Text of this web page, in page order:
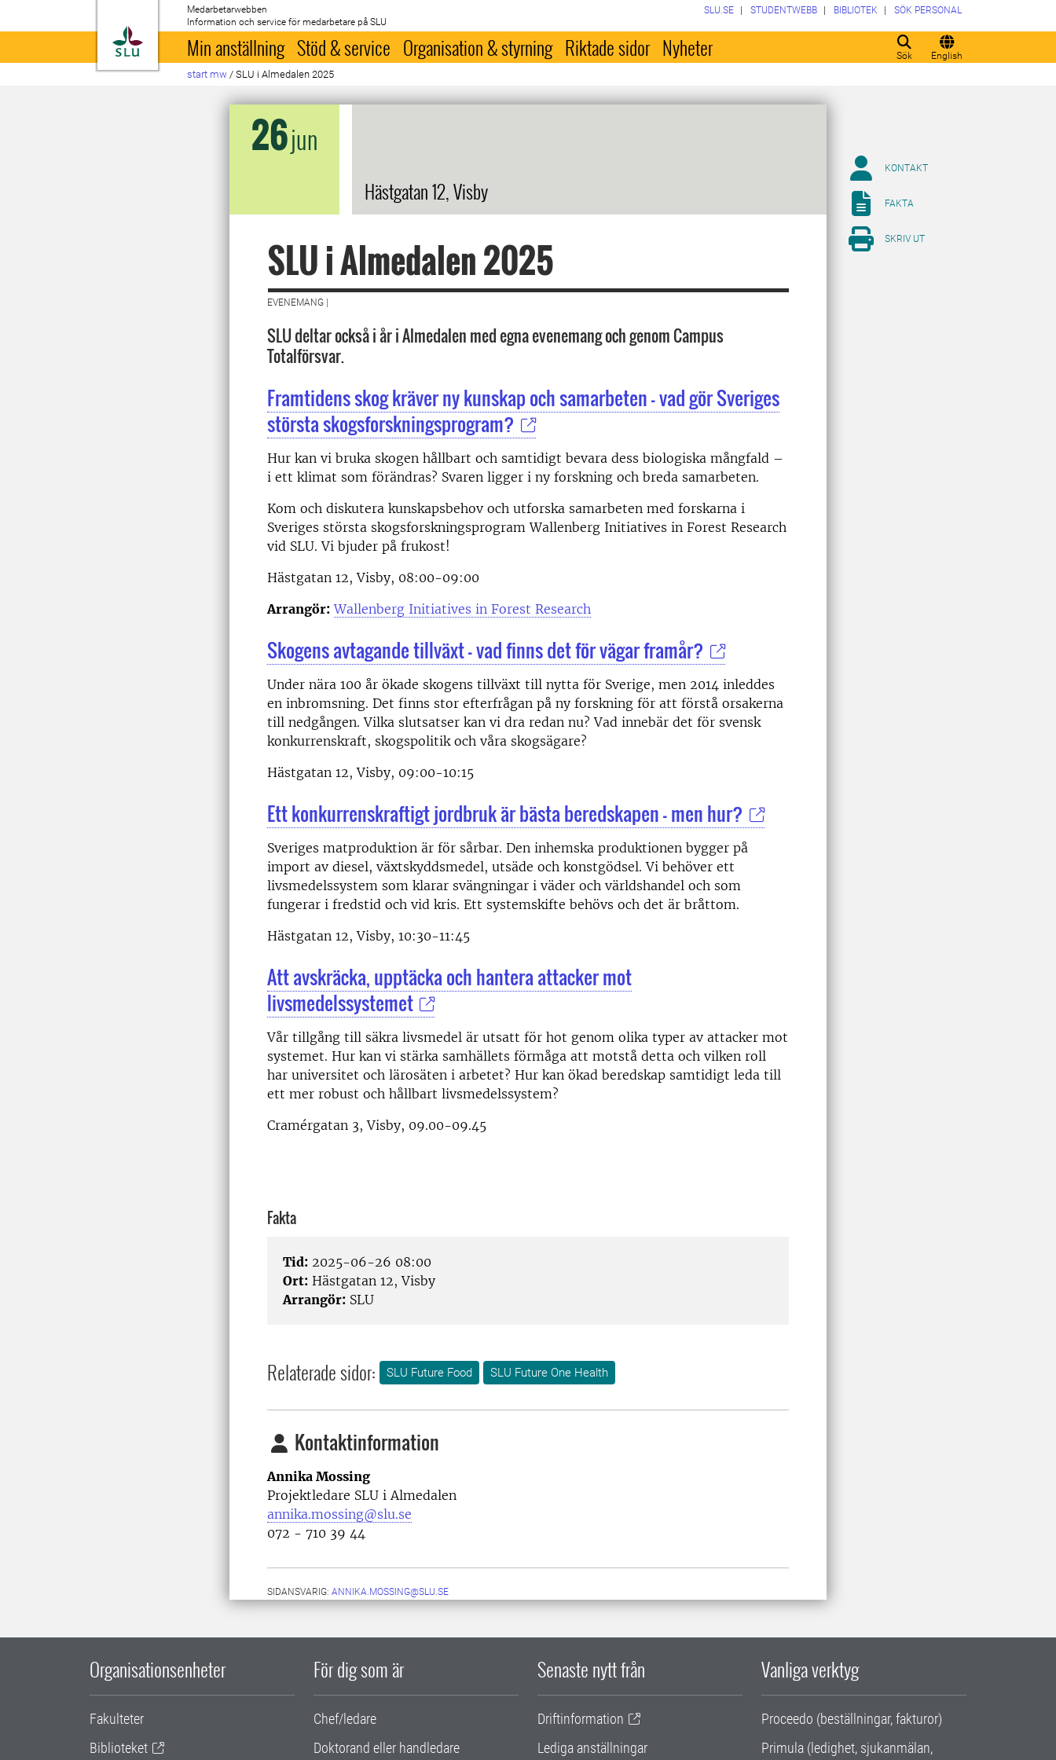
Till startsida
Medarbetarwebben
Information och service för medarbetare på SLU
Sök English
SLU.SE STUDENTWEBB BIBLIOTEK SÖK PERSONAL
Min anställning Stöd & service Organisation & styrning Riktade sidor Nyheter
start mw / SLU i Almedalen 2025
26jun
Hästgatan 12, Visby
SLU i Almedalen 2025
EVENEMANG |
SLU deltar också i år i Almedalen med egna evenemang och genom Campus
Totalförsvar.
Framtidens skog kräver ny kunskap och samarbeten – vad gör Sveriges
största skogsforskningsprogram?
Hur kan vi bruka skogen hållbart och samtidigt bevara dess biologiska mångfald –
i ett klimat som förändras? Svaren ligger i ny forskning och breda samarbeten.
Kom och diskutera kunskapsbehov och utforska samarbeten med forskarna i
Sveriges största skogsforskningsprogram Wallenberg Initiatives in Forest Research
vid SLU. Vi bjuder på frukost!
Hästgatan 12, Visby, 08:00-09:00
Arrangör: Wallenberg Initiatives in Forest Research
Skogens avtagande tillväxt - vad finns det för vägar framår?
Under nära 100 år ökade skogens tillväxt till nytta för Sverige, men 2014 inleddes
en inbromsning. Det finns stor efterfrågan på ny forskning för att förstå orsakerna
till nedgången. Vilka slutsatser kan vi dra redan nu? Vad innebär det för svensk
konkurrenskraft, skogspolitik och våra skogsägare?
Hästgatan 12, Visby, 09:00-10:15
Ett konkurrenskraftigt jordbruk är bästa beredskapen - men hur?
Sveriges matproduktion är för sårbar. Den inhemska produktionen bygger på
import av diesel, växtskyddsmedel, utsäde och konstgödsel. Vi behöver ett
livsmedelssystem som klarar svängningar i väder och världshandel och som
fungerar i fredstid och vid kris. Ett systemskifte behövs och det är bråttom.
Hästgatan 12, Visby, 10:30-11:45
Att avskräcka, upptäcka och hantera attacker mot
livsmedelssystemet
Vår tillgång till säkra livsmedel är utsatt för hot genom olika typer av attacker mot
systemet. Hur kan vi stärka samhällets förmåga att motstå detta och vilken roll
har universitet och lärosäten i arbetet? Hur kan ökad beredskap samtidigt leda till
ett mer robust och hållbart livsmedelssystem?
Cramérgatan 3, Visby, 09.00-09.45
Fakta
Tid: 2025-06-26 08:00
Ort: Hästgatan 12, Visby
Arrangör: SLU
Relaterade sidor: SLU Future Food SLU Future One Health
Kontaktinformation
Annika Mossing
Projektledare SLU i Almedalen
annika.mossing@slu.se
072 - 710 39 44
SIDANSVARIG: ANNIKA.MOSSING@SLU.SE
KONTAKT
FAKTA
SKRIV UT
Organisationsenheter
Fakulteter
Biblioteket
För dig som är
Chef/ledare
Doktorand eller handledare
Senaste nytt från
Driftinformation
Lediga anställningar
Vanliga verktyg
Proceedo (beställningar, fakturor)
Primula (ledighet, sjukanmälan,